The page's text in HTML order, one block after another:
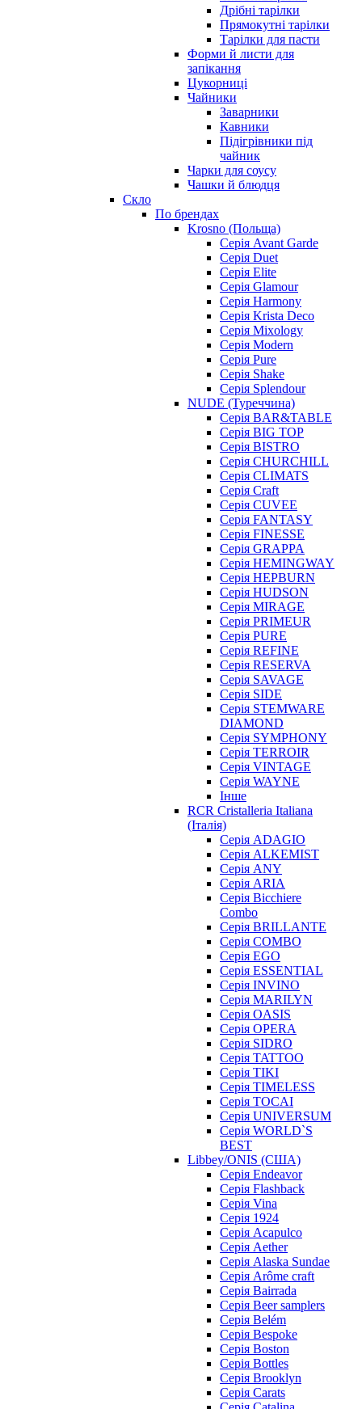
Дрібні тарілки
Прямокутні тарілки
Тарілки для пасти
Форми й листи для
запікання
Цукорниці
Чайники
Заварники
Кавники
Підігрівники під
чайник
Чарки для соусу
Чашки й блюдця
Скло
По брендах
Krosno (Польща)
Серія Avant Garde
Серія Duet
Серія Elite
Серія Glamour
Серія Harmony
Серія Krista Deco
Серія Mixology
Серія Modern
Серія Pure
Серія Shake
Серія Splendour
NUDE (Туреччина)
Серія BAR&TABLE
Серія BIG TOP
Серія BISTRO
Серія CHURCHILL
Серія CLIMATS
Серія Craft
Серія CUVEE
Серія FANTASY
Серія FINESSE
Серія GRAPPA
Серія HEMINGWAY
Серія HEPBURN
Серія HUDSON
Серія MIRAGE
Серія PRIMEUR
Серія PURE
Серія REFINE
Серія RESERVA
Серія SAVAGE
Серія SIDE
Серія STEMWARE
DIAMOND
Серія SYMPHONY
Серія TERROIR
Серія VINTAGE
Серія WAYNE
Інше
RCR Cristalleria Italiana
(Італія)
Серія ADAGIO
Серія ALKEMIST
Серія ANY
Серія ARIA
Серія Bicchiere
Combo
Серія BRILLANTE
Серія COMBO
Серія EGO
Серія ESSENTIAL
Серія INVINO
Серія MARILYN
Серія OASIS
Серія OPERA
Серія SIDRO
Серія TATTOO
Серія TIKI
Серія TIMELESS
Серія TOCAI
Серія UNIVERSUM
Серія WORLD`S
BEST
Libbey/ONIS (США)
Cерія Endeavor
Cерія Flashback
Cерія Vina
Серія 1924
Серія Acapulco
Серія Aether
Серія Alaska Sundae
Серія Arôme craft
Серія Bairrada
Серія Beer samplers
Серія Belém
Серія Bespoke
Серія Boston
Серія Bottles
Серія Brooklyn
Серія Carats